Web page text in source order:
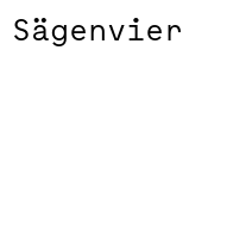
Sägenvier